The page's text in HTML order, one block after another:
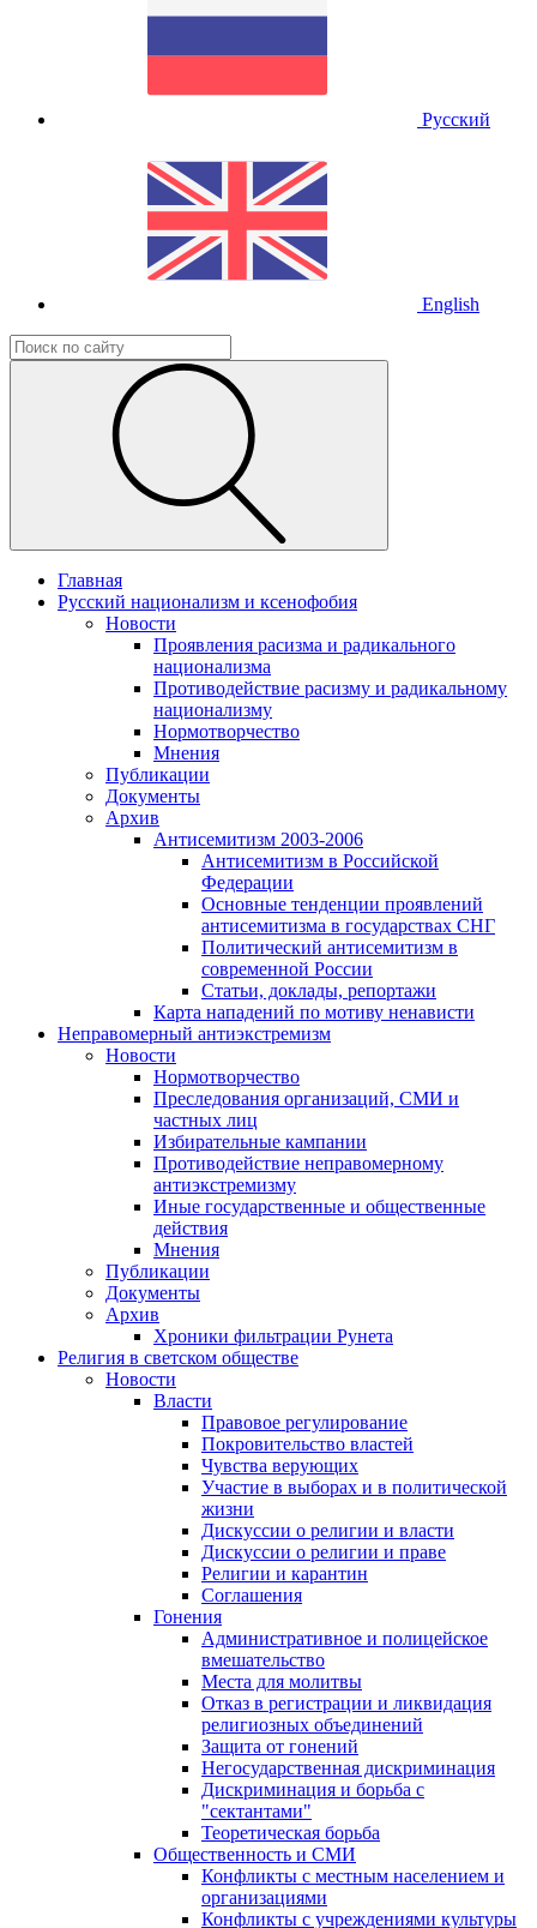
Русский
English
Главная
Русский национализм и ксенофобия
Новости
Проявления расизма и радикального
национализма
Противодействие расизму и радикальному
национализму
Нормотворчество
Мнения
Публикации
Документы
Архив
Антисемитизм 2003-2006
Антисемитизм в Российской
Федерации
Основные тенденции проявлений
антисемитизма в государствах СНГ
Политический антисемитизм в
современной России
Статьи, доклады, репортажи
Карта нападений по мотиву ненависти
Неправомерный антиэкстремизм
Новости
Нормотворчество
Преследования организаций, СМИ и
частных лиц
Избирательные кампании
Противодействие неправомерному
антиэкстремизму
Иные государственные и общественные
действия
Мнения
Публикации
Документы
Архив
Хроники фильтрации Рунета
Религия в светском обществе
Новости
Власти
Правовое регулирование
Покровительство властей
Чувства верующих
Участие в выборах и в политической
жизни
Дискуссии о религии и власти
Дискуссии о религии и праве
Религии и карантин
Соглашения
Гонения
Административное и полицейское
вмешательство
Места для молитвы
Отказ в регистрации и ликвидация
религиозных объединений
Защита от гонений
Негосударственная дискриминация
Дискриминация и борьба с
"сектантами"
Теоретическая борьба
Общественность и СМИ
Конфликты с местным населением и
организациями
Конфликты с учреждениями культуры